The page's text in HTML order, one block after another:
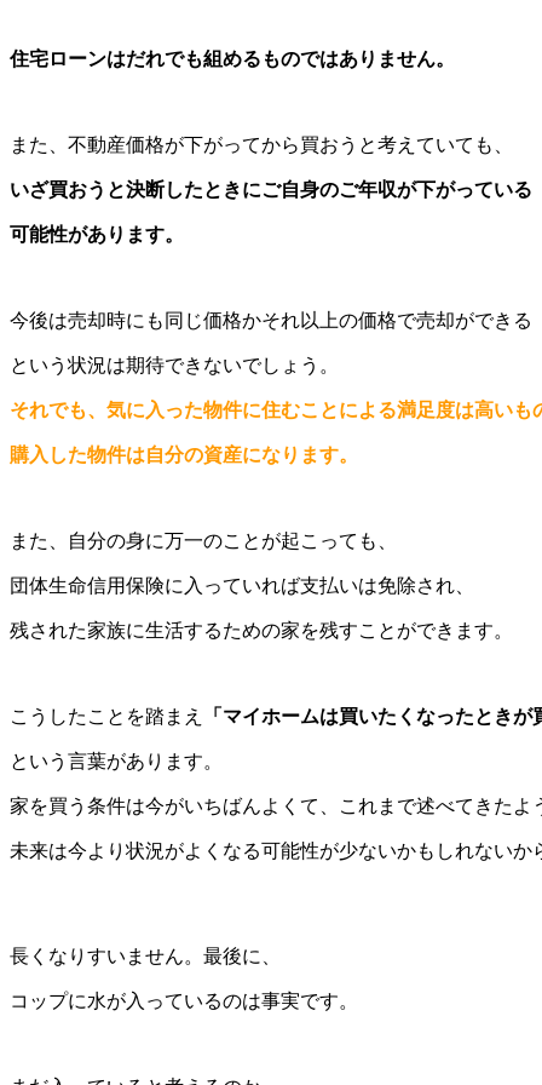
住宅ローンはだれでも組めるものではありません。
また、不動産価格が下がってから買おうと考えていても、
いざ買おうと決断したときにご自身のご年収が下がっている
可能性があります。
今後は売却時にも同じ価格かそれ以上の価格で売却ができる
という状況は期待できないでしょう。
それでも、気に入った物件に住むことによる満足度は高いも
購入した物件は自分の資産になります。
また、自分の身に万一のことが起こっても、
団体生命信用保険に入っていれば支払いは免除され、
残された家族に生活するための家を残すことができます。
こうしたことを踏まえ 「マイホームは買いたくなったときが
という言葉があります。
家を買う条件は今がいちばんよくて、これまで述べてきたよ
未来は今より状況がよくなる可能性が少ないかもしれないか
長くなりすいません。最後に、
コップに水が入っているのは事実です。